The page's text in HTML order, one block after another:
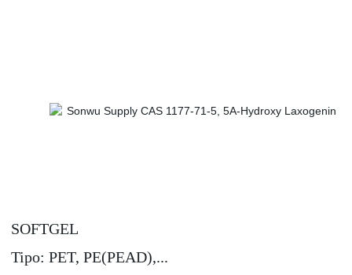
SOFTGEL
Tipo: PET, PE(PEAD),...